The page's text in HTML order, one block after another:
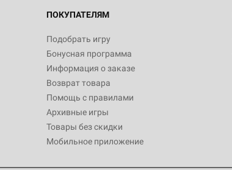
ПОКУПАТЕЛЯМ
Подобрать игру
Бонусная программа
Информация о заказе
Возврат товара
Помощь с правилами
Архивные игры
Товары без скидки
Мобильное приложение